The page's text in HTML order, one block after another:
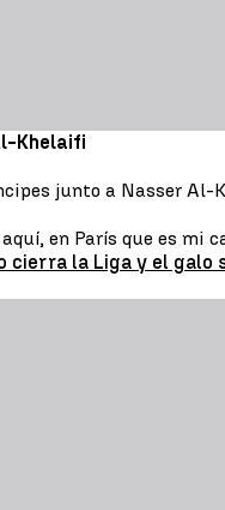
Khelaifi
junto a Nasser
en París que es mi
cierra la Liga y el galo